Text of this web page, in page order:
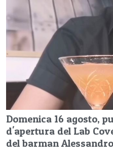
Domenica 16 agosto,
d'apertura del Lab
del barman